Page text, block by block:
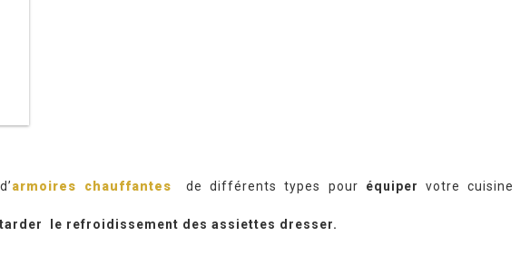
armoires chauffantes de différents types pour équiper
votre cuisine
le refroidissement des assiettes dresser.